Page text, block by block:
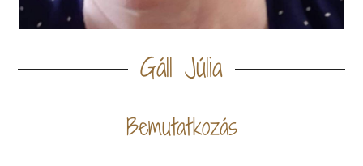
Gáll Júlia
Bemutatkozás